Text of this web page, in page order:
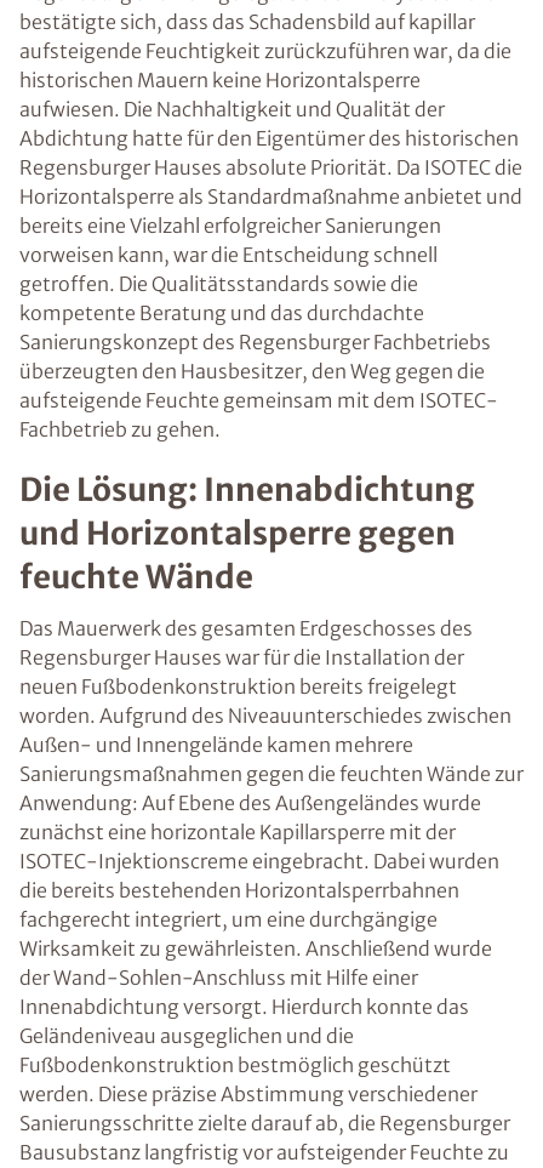
bestätigte sich, dass das Schadensbild auf kapillar
aufsteigende Feuchtigkeit zurückzuführen war, da die
historischen Mauern keine Horizontalsperre
aufwiesen. Die Nachhaltigkeit und Qualität der
Abdichtung hatte für den Eigentümer des historischen
Regensburger Hauses absolute Priorität. Da ISOTEC die
Horizontalsperre als Standardmaßnahme anbietet und
bereits eine Vielzahl erfolgreicher Sanierungen
vorweisen kann, war die Entscheidung schnell
getroffen. Die Qualitätsstandards sowie die
kompetente Beratung und das durchdachte
Sanierungskonzept des Regensburger Fachbetriebs
überzeugten den Hausbesitzer, den Weg gegen die
aufsteigende Feuchte gemeinsam mit dem ISOTEC-
Fachbetrieb zu gehen.
Die Lösung: Innenabdichtung
und Horizontalsperre gegen
feuchte Wände
Das Mauerwerk des gesamten Erdgeschosses des
Regensburger Hauses war für die Installation der
neuen Fußbodenkonstruktion bereits freigelegt
worden. Aufgrund des Niveauunterschiedes zwischen
Außen- und Innengelände kamen mehrere
Sanierungsmaßnahmen gegen die feuchten Wände zur
Anwendung: Auf Ebene des Außengeländes wurde
zunächst eine horizontale Kapillarsperre mit der
ISOTEC-Injektionscreme eingebracht. Dabei wurden
die bereits bestehenden Horizontalsperrbahnen
fachgerecht integriert, um eine durchgängige
Wirksamkeit zu gewährleisten. Anschließend wurde
der Wand-Sohlen-Anschluss mit Hilfe einer
Innenabdichtung versorgt. Hierdurch konnte das
Geländeniveau ausgeglichen und die
Fußbodenkonstruktion bestmöglich geschützt
werden. Diese präzise Abstimmung verschiedener
Sanierungsschritte zielte darauf ab, die Regensburger
Bausubstanz langfristig vor aufsteigender Feuchte zu